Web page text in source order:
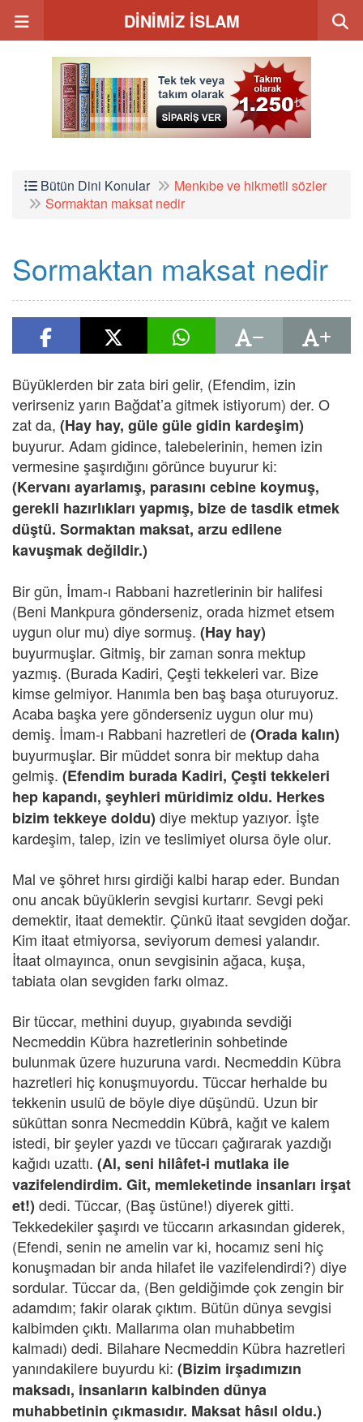
DİNİMİZ İSLAM
Bütün Dini Konular
Menkıbe ve hikmetli sözler
Sormaktan maksat nedir
Sormaktan maksat nedir
Büyüklerden bir zata biri gelir, (Efendim, izin
verirseniz yarın Bağdat’a gitmek istiyorum) der. O
zat da, (Hay hay, güle güle gidin kardeşim)
buyurur. Adam gidince, talebelerinin, hemen izin
vermesine şaşırdığını görünce buyurur ki:
(Kervanı ayarlamış, parasını cebine koymuş,
gerekli hazırlıkları yapmış, bize de tasdik etmek
düştü. Sormaktan maksat, arzu edilene
kavuşmakdeğildir.)
Bir gün, İmam-ı Rabbani hazretlerinin bir halifesi
(Beni Mankpura gönderseniz, orada hizmet etsem
uygun olur mu) diye sormuş. (Hay hay)
buyurmuşlar. Gitmiş, bir zaman sonra mektup
yazmış. (Burada Kadiri, Çeşti tekkeleri var. Bize
kimse gelmiyor. Hanımla ben baş başa oturuyoruz.
Acaba başka yere gönderseniz uygun olur mu)
demiş. İmam-ı Rabbani hazretleri de(Orada kalın)
buyurmuşlar. Bir müddet sonra bir mektup daha
gelmiş. (Efendim burada Kadiri, Çeşti tekkeleri
hep kapandı, şeyhleri müridimiz oldu. Herkes
bizim tekkeye doldu) diye mektup yazıyor. İşte
kardeşim, talep, izin ve teslimiyet olursa öyle olur.
Mal ve şöhret hırsı girdiği kalbi harap eder. Bundan
onu ancak büyüklerin sevgisi kurtarır. Sevgi peki
demektir, itaat demektir. Çünkü itaat sevgiden doğar.
Kim itaat etmiyorsa, seviyorum demesi yalandır.
İtaat olmayınca, onun sevgisinin ağaca, kuşa,
tabiata olan sevgiden farkı olmaz.
Bir tüccar, methini duyup, gıyabında sevdiği
Necmeddin Kübra hazretlerinin sohbetinde
bulunmak üzere huzuruna vardı. Necmeddin Kübra
hazretleri hiç konuşmuyordu. Tüccar herhalde bu
tekkenin usulü de böyle diye düşündü. Uzun bir
sükûttan sonra Necmeddin Kübrâ, kağıt ve kalem
istedi, bir şeyler yazdı ve tüccarı çağırarak yazdığı
kağıdı uzattı. (Al, seni hilâfet-i mutlaka ile
vazifelendirdim. Git, memleketinde insanları irşat
et!) dedi. Tüccar, (Baş üstüne!) diyerek gitti.
Tekkedekiler şaşırdı ve tüccarın arkasından giderek,
(Efendi, senin ne amelin var ki, hocamız seni hiç
konuşmadan bir anda hilafet ile vazifelendirdi?) diye
sordular. Tüccar da, (Ben geldiğimde çok zengin bir
adamdım; fakir olarak çıktım. Bütün dünya sevgisi
kalbimden çıktı. Mallarıma olan muhabbetim
kalmadı) dedi. Bilahare Necmeddin Kübra hazretleri
yanındakilere buyurdu ki: (Bizim irşadımızın
maksadı, insanların kalbinden dünya
muhabbetinin çıkmasıdır. Maksat hâsıl oldu.)